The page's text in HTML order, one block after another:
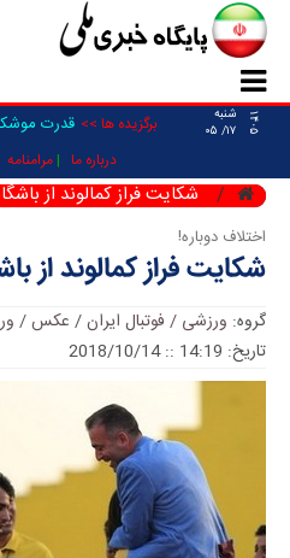
۱۴۰۵
شنبه
۱۷/ ۰۵
برگزیده ها >> قدرت
درباره ما مرامنامه
شکایت فراز کمالوند از
اختلاف دوباره!
شکایت فراز کمالوند از
گروه: ورزشی / فوتبال ایران/ عکس /
تاریخ: 14:19 :: 2018/10/14